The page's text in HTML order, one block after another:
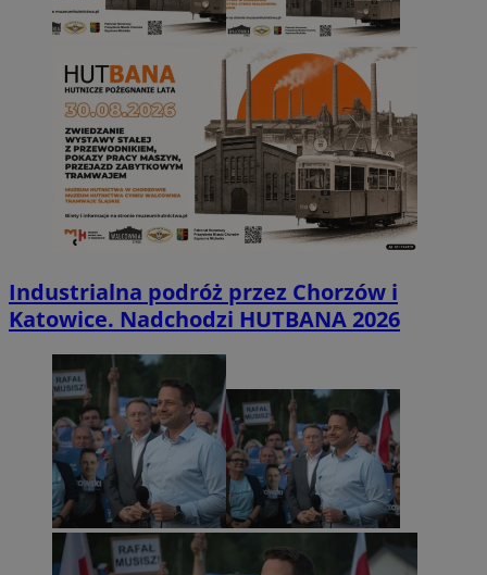
Industrialna podróż przez Chorzów i
Katowice. Nadchodzi HUTBANA 2026